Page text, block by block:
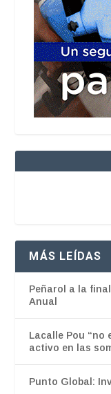
MÁS LEÍDAS
Peñarol a la
Anual
Lacalle Pou “no
activo en las
Punto Global: